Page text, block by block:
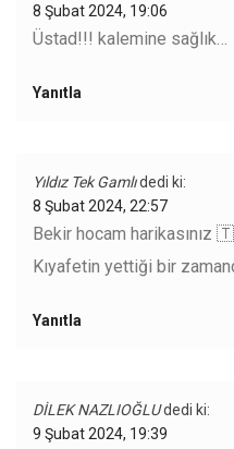
8 Şubat 2024, 19:06
Üstad!!! kalemine sağlık…
Yanıtla
Yıldız Tek Gamlıdedi ki:
8 Şubat 2024, 22:57
Bekir hocam harikasınız
Kıyafetin yettiği bir
Yanıtla
DİLEK NAZLIOĞLUdedi ki:
9 Şubat 2024, 19:39